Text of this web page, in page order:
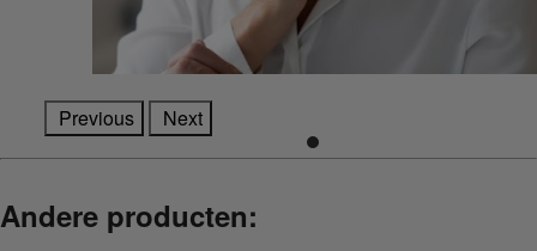
Previous Next
Andere producten: